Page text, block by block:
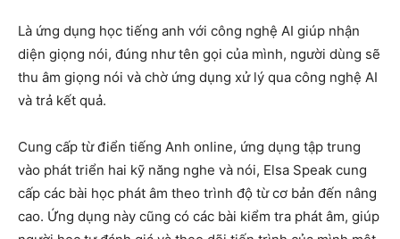
Là ứng dụng học tiếng anh với công nghệ AI giúp nhận
diện giọng nói, đúng như tên gọi của mình, người dùng sẽ
thu âm giọng nói và chờ ứng dụng xử lý qua công nghệ AI
và trả kết quả.
Cung cấp từ điển tiếng Anh online, ứng dụng tập trung
vào phát triển hai kỹ năng nghe và nói, Elsa Speak cung
cấp các bài học phát âm theo trình độ từ cơ bản đến nâng
cao. Ứng dụng này cũng có các bài kiểm tra phát âm, giúp